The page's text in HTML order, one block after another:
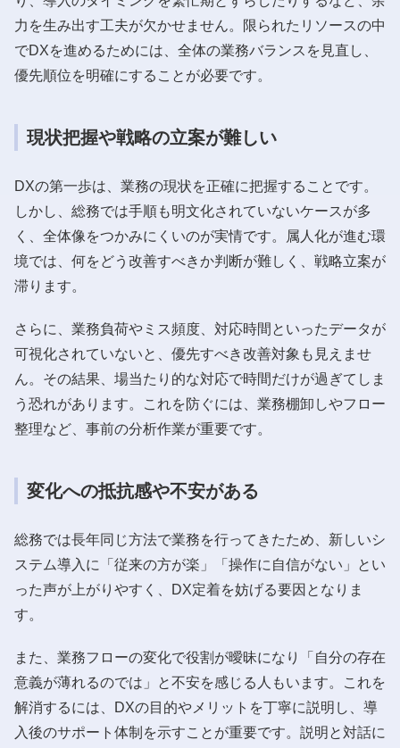
力を生み出す工夫が欠かせません。限られたリソースの中
でDXを進めるためには、全体の業務バランスを見直し、
優先順位を明確にすることが必要です。
現状把握や戦略の立案が難しい
DXの第一歩は、業務の現状を正確に把握することです。
しかし、総務では手順も明文化されていないケースが多
く、全体像をつかみにくいのが実情です。属人化が進む環
境では、何をどう改善すべきか判断が難しく、戦略立案が
滞ります。
さらに、業務負荷やミス頻度、対応時間といったデータが
可視化されていないと、優先すべき改善対象も見えませ
ん。その結果、場当たり的な対応で時間だけが過ぎてしま
う恐れがあります。これを防ぐには、業務棚卸しやフロー
整理など、事前の分析作業が重要です。
変化への抵抗感や不安がある
総務では長年同じ方法で業務を行ってきたため、新しいシ
ステム導入に「従来の方が楽」「操作に自信がない」とい
った声が上がりやすく、DX定着を妨げる要因となりま
す。
また、業務フローの変化で役割が曖昧になり「自分の存在
意義が薄れるのでは」と不安を感じる人もいます。これを
解消するには、DXの目的やメリットを丁寧に説明し、導
入後のサポート体制を示すことが重要です。説明と対話に